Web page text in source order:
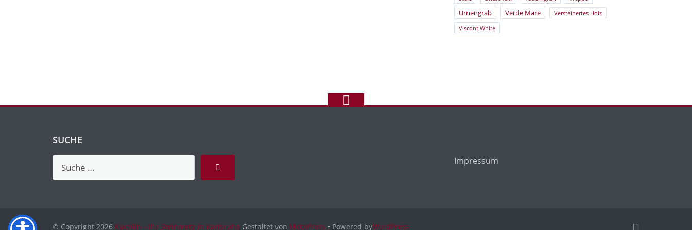
Urnengrab Verde Mare Versteinertes Holz
Viscont White
SUCHE
Impressum
© Copyright 2026 Küchlin – Ihr Steinmetz in Karlsruhe Gestaltet von MotoPress • Powered byWordPress